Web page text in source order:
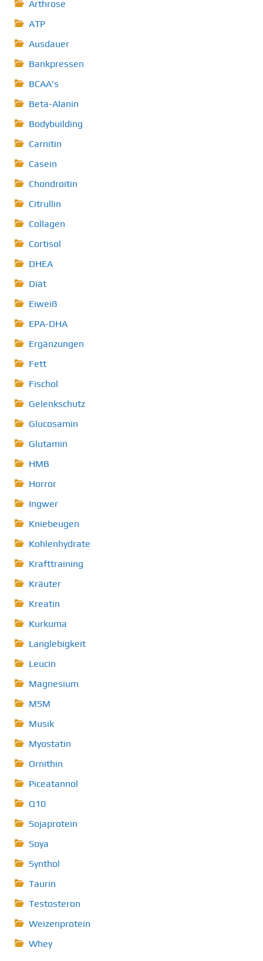
Arthrose
ATP
Ausdauer
Bankpressen
BCAA's
Beta-Alanin
Bodybuilding
Carnitin
Casein
Chondroitin
Citrullin
Collagen
Cortisol
DHEA
Diät
Eiweiß
EPA-DHA
Ergänzungen
Fett
Fischol
Gelenkschutz
Glucosamin
Glutamin
HMB
Horror
Ingwer
Kniebeugen
Kohlenhydrate
Krafttraining
Kräuter
Kreatin
Kurkuma
Langlebigkeit
Leucin
Magnesium
MSM
Musik
Myostatin
Ornithin
Piceatannol
Q10
Sojaprotein
Soya
Synthol
Taurin
Testosteron
Weizenprotein
Whey